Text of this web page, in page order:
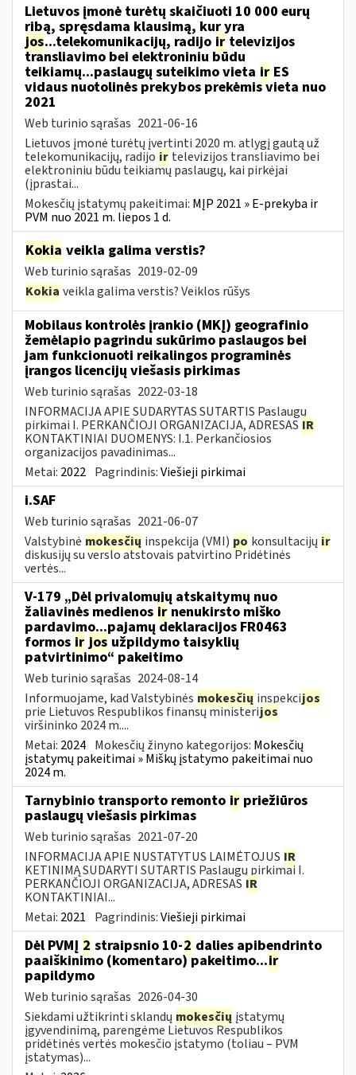
Lietuvos įmonė turėtų skaičiuoti 10 000 eurų
ribą, spręsdama klausimą, kur yra
jos...telekomunikacijų, radijo ir televizijos
transliavimo bei elektroniniu būdu
teikiamų...paslaugų suteikimo vieta ir ES
vidaus nuotolinės prekybos prekėmis vieta nuo
2021
Web turinio sąrašas 2021-06-16
Lietuvos įmonė turėtų įvertinti 2020 m. atlygį gautą už
telekomunikacijų, radijo ir televizijos transliavimo bei
elektroniniu būdu teikiamų paslaugų, kai pirkėjai
(įprastai...
Mokesčių įstatymų pakeitimai: MĮP 2021 » E-prekyba ir
PVM nuo 2021 m. liepos 1 d.
Kokia veikla galima verstis?
Web turinio sąrašas 2019-02-09
Kokia veikla galima verstis? Veiklos rūšys
Mobilaus kontrolės įrankio (MKĮ) geografinio
žemėlapio pagrindu sukūrimo paslaugos bei
jam funkcionuoti reikalingos programinės
įrangos licencijų viešasis pirkimas
Web turinio sąrašas 2022-03-18
INFORMACIJA APIE SUDARYTAS SUTARTIS Paslaugų
pirkimai I. PERKANČIOJI ORGANIZACIJA, ADRESAS IR
KONTAKTINIAI DUOMENYS: I.1. Perkančiosios
organizacijos pavadinimas...
Metai: 2022 Pagrindinis:Viešieji pirkimai
i.SAF
Web turinio sąrašas 2021-06-07
Valstybinė mokesčių inspekcija (VMI) po konsultacijų ir
diskusijų su verslo atstovais patvirtino Pridėtinės
vertės...
V-179 „Dėl privalomųjų atskaitymų nuo
žaliavinės medienos ir nenukirsto miško
pardavimo...pajamų deklaracijos FR0463
formos ir jos užpildymo taisyklių
patvirtinimo“ pakeitimo
Web turinio sąrašas 2024-08-14
Informuojame, kad Valstybinės mokesčių inspekcijos
prie Lietuvos Respublikos finansų ministerijos
viršininko 2024 m....
Metai: 2024 Mokesčių žinyno kategorijos: Mokesčių
įstatymų pakeitimai » Miškų įstatymo pakeitimai nuo
2024 m.
Tarnybinio transporto remonto ir priežiūros
paslaugų viešasis pirkimas
Web turinio sąrašas 2021-07-20
INFORMACIJA APIE NUSTATYTUS LAIMĖTOJUS IR
KETINIMĄ SUDARYTI SUTARTIS Paslaugų pirkimai I.
PERKANČIOJI ORGANIZACIJA, ADRESAS IR
KONTAKTINIAI...
Metai: 2021 Pagrindinis:Viešieji pirkimai
Dėl PVMĮ 2 straipsnio 10-2 dalies apibendrinto
paaiškinimo (komentaro) pakeitimo...ir
papildymo
Web turinio sąrašas 2026-04-30
Siekdami užtikrinti sklandų mokesčių įstatymų
įgyvendinimą, parengėme Lietuvos Respublikos
pridėtinės vertės mokesčio įstatymo (toliau – PVM
įstatymas)...